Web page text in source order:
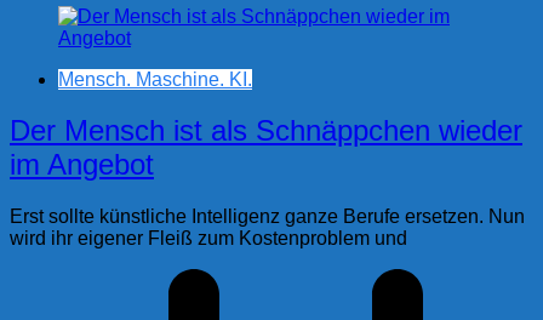
Mensch. Maschine. KI.
Der Mensch ist als Schnäppchen wieder
im Angebot
Erst sollte künstliche Intelligenz ganze Berufe ersetzen. Nun
wird ihr eigener Fleiß zum Kostenproblem und